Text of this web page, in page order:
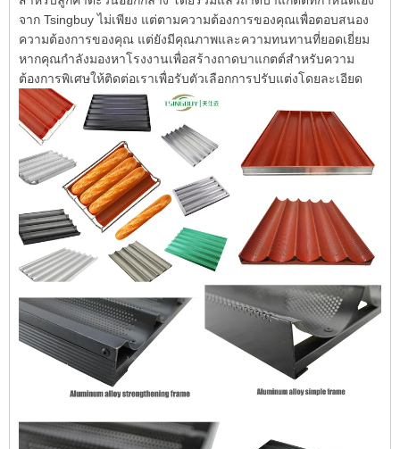
จาก Tsingbuy ไม่เพียง แต่ตามความต้องการของคุณเพื่อตอบสนอง
ความต้องการของคุณ แต่ยังมีคุณภาพและความทนทานที่ยอดเยี่ยม
หากคุณกำลังมองหาโรงงานเพื่อสร้างถาดบาแกตต์สำหรับความ
ต้องการพิเศษให้ติดต่อเราเพื่อรับตัวเลือกการปรับแต่งโดยละเอียด